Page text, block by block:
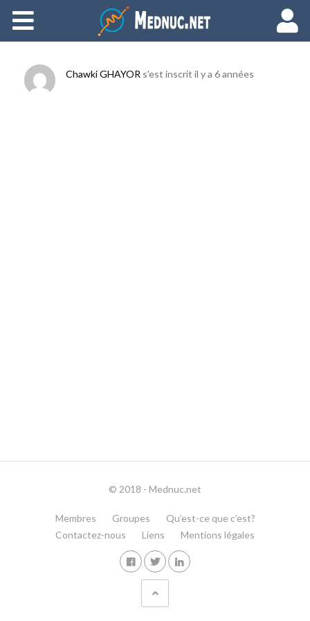
Ajouter du contenu
Chawki GHAYOR s'est inscrit il y a 6 années
© 2018 - Mednuc.net
Membres Groupes
Qu’est-ce que c’est?
Contactez-nous
Liens Mentions légales